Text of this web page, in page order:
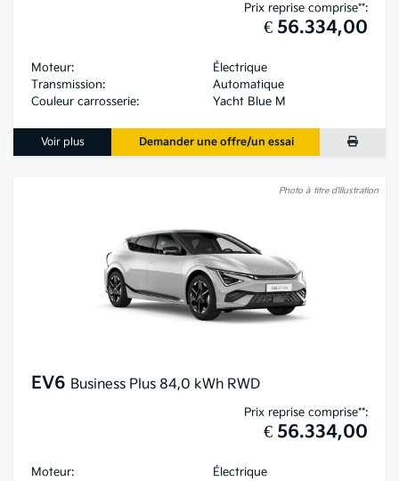
Prix reprise comprise**:
€ 56.334,00
Moteur:
Électrique
Transmission:
Automatique
Couleur carrosserie:
Yacht Blue M
Voir plus Demander une offre/un essai
Photo à titre d’illustration
EV6 Business Plus 84,0 kWh RWD
Prix reprise comprise**:
€ 56.334,00
Moteur:
Électrique